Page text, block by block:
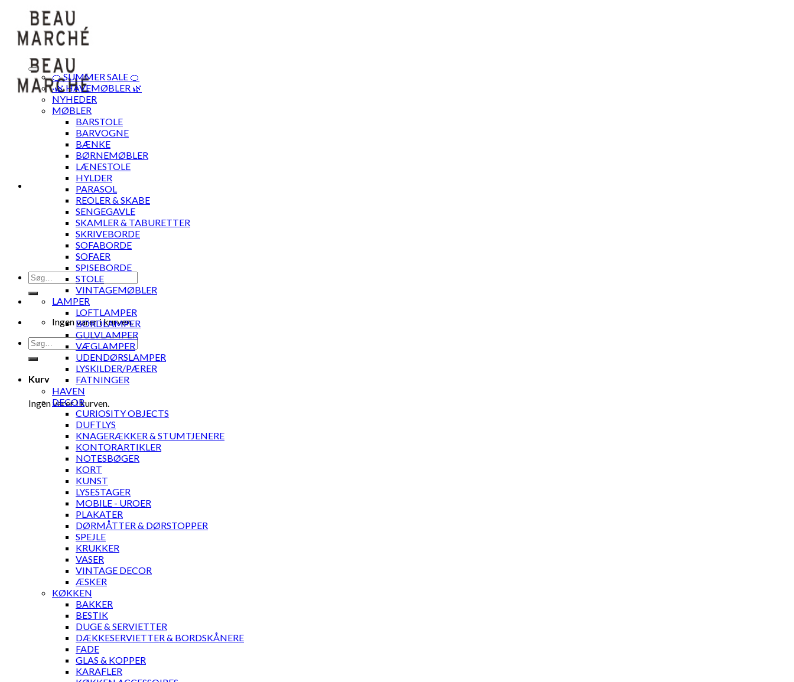
content
Søg
efter:
Ingen varer i kurven.
Søg
efter:
Kurv
Ingen varer i kurven.
🍊 SUMMER SALE 🍊
·🌿 HAVEMØBLER 🌿
NYHEDER
MØBLER
BARSTOLE
BARVOGNE
BÆNKE
BØRNEMØBLER
LÆNESTOLE
HYLDER
PARASOL
REOLER & SKABE
SENGEGAVLE
SKAMLER & TABURETTER
SKRIVEBORDE
SOFABORDE
SOFAER
SPISEBORDE
STOLE
VINTAGEMØBLER
LAMPER
LOFTLAMPER
BORDLAMPER
GULVLAMPER
VÆGLAMPER
UDENDØRSLAMPER
LYSKILDER/PÆRER
FATNINGER
HAVEN
DECOR
CURIOSITY OBJECTS
DUFTLYS
KNAGERÆKKER & STUMTJENERE
KONTORARTIKLER
NOTESBØGER
KORT
KUNST
LYSESTAGER
MOBILE - UROER
PLAKATER
DØRMÅTTER & DØRSTOPPER
SPEJLE
KRUKKER
VASER
VINTAGE DECOR
ÆSKER
KØKKEN
BAKKER
BESTIK
DUGE & SERVIETTER
DÆKKESERVIETTER & BORDSKÅNERE
FADE
GLAS & KOPPER
KARAFLER